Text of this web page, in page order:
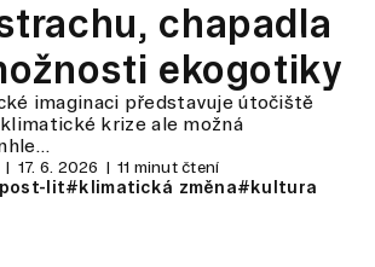
chapadla
ekogotiky
imaginaci představuje útočiště
krize ale možná
17. 6. 2026 11 minut čtení
lit#klimatická změna#kultura